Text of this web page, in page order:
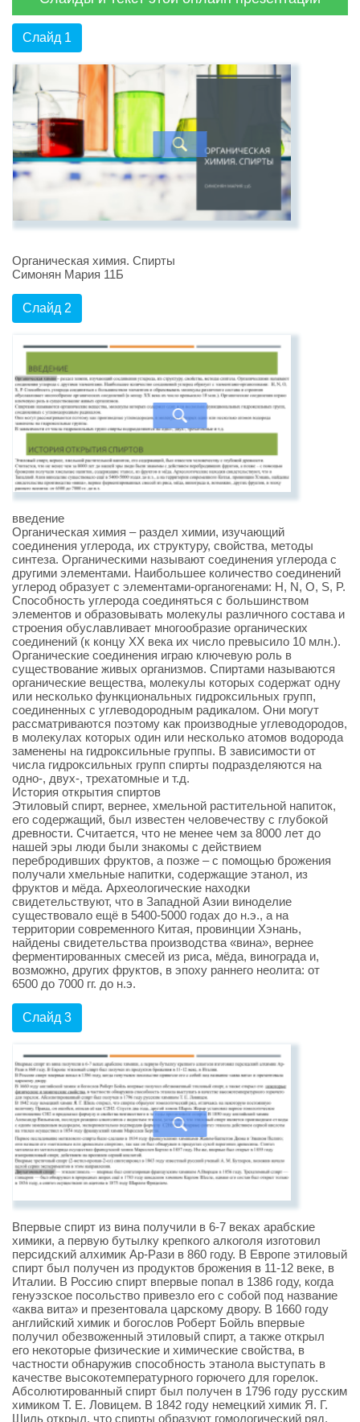
Слайд 1
Органическая химия. Спирты
Симонян Мария 11Б
Слайд 2
введение
Органическая химия – раздел химии, изучающий
соединения углерода, их структуру, свойства, методы
синтеза. Органическими называют соединения углерода с
другими элементами. Наибольшее количество соединений
углерод образует с элементами-органогенами: H, N, O, S, P.
Способность углерода соединяться с большинством
элементов и образовывать молекулы различного состава и
строения обуславливает многообразие органических
соединений (к концу XX века их число превысило 10 млн.).
Органические соединения играю ключевую роль в
существование живых организмов. Спиртами называются
органические вещества, молекулы которых содержат одну
или несколько функциональных гидроксильных групп,
соединенных с углеводородным радикалом. Они могут
рассматриваются поэтому как производные углеводородов,
в молекулах которых один или несколько атомов водорода
заменены на гидроксильные группы. В зависимости от
числа гидроксильных групп спирты подразделяются на
одно-, двух-, трехатомные и т.д.
История открытия спиртов
Этиловый спирт, вернее, хмельной растительной напиток,
его содержащий, был известен человечеству с глубокой
древности. Считается, что не менее чем за 8000 лет до
нашей эры люди были знакомы с действием
перебродивших фруктов, а позже – с помощью брожения
получали хмельные напитки, содержащие этанол, из
фруктов и мёда. Археологические находки
свидетельствуют, что в Западной Азии виноделие
существовало ещё в 5400-5000 годах до н.э., а на
территории современного Китая, провинции Хэнань,
найдены свидетельства производства «вина», вернее
ферментированных смесей из риса, мёда, винограда и,
возможно, других фруктов, в эпоху раннего неолита: от
6500 до 7000 гг. до н.э.
Слайд 3
Впервые спирт из вина получили в 6-7 веках арабские
химики, а первую бутылку крепкого алкоголя изготовил
персидский алхимик Ар-Рази в 860 году. В Европе этиловый
спирт был получен из продуктов брожения в 11-12 веке, в
Италии. В Россию спирт впервые попал в 1386 году, когда
генуэзское посольство привезло его с собой под название
«аква вита» и презентовала царскому двору. В 1660 году
английский химик и богослов Роберт Бойль впервые
получил обезвоженный этиловый спирт, а также открыл
его некоторые физические и химические свойства, в
частности обнаружив способность этанола выступать в
качестве высокотемпературного горючего для горелок.
Абсолютированный спирт был получен в 1796 году русским
химиком Т. Е. Ловицем. В 1842 году немецкий химик Я. Г.
Шиль открыл, что спирты образуют гомологический ряд,